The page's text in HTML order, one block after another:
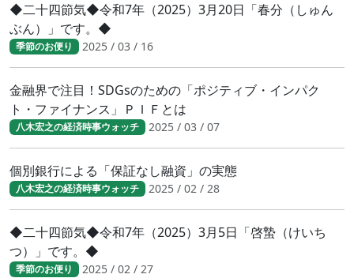
◆二十四節気◆令和7年（2025）3月20日「春分（しゅん
ぶん）」です。◆
季節のお便り 2025 / 03 / 16
金融界で注目！SDGsのための「ポジティブ・インパク
ト・ファイナンス」ＰＩＦとは
八木宏之の経済時事ウォッチ 2025 / 03 / 07
個別銀行による「保証なし融資」の実態
八木宏之の経済時事ウォッチ 2025 / 02 / 28
◆二十四節気◆令和7年（2025）3月5日「啓蟄（けいち
つ）」です。◆
季節のお便り 2025 / 02 / 27